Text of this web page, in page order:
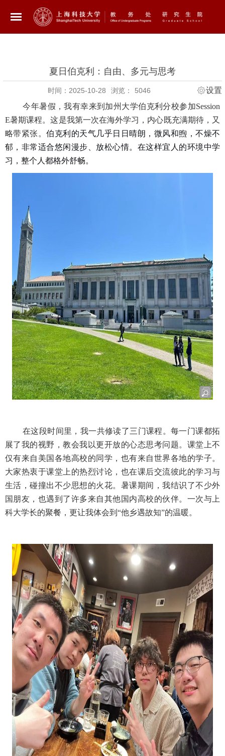
夏日伯克利：自由、多元与思考
时间：2025-10-28 浏览： 5046
设置
今年暑假，我有幸来到加州大学伯克利分校参加Session
E暑期课程。这是我第一次在海外学习，内心既充满期待，又
略带紧张。伯克利的天气几乎日日晴朗，微风和煦，不燥不
郁，非常适合悠闲漫步、放松心情。在这样宜人的环境中学
习，整个人都格外舒畅。
在这段时间里，我一共修读了三门课程。每一门课都拓
展了我的视野，教会我以更开放的心态思考问题。课堂上不
仅有来自美国各地高校的同学，也有来自世界各地的学子。
大家热衷于课堂上的热烈讨论，也在课后交流彼此的学习与
生活，碰撞出不少思想的火花。暑课期间，我结识了不少外
国朋友，也遇到了许多来自其他国内高校的伙伴。一次与上
科大学长的聚餐，更让我体会到“他乡遇故知”的温暖。